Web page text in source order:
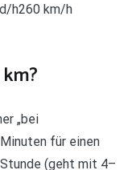
h260 km/h
„bei
für einen
(geht mit 4–